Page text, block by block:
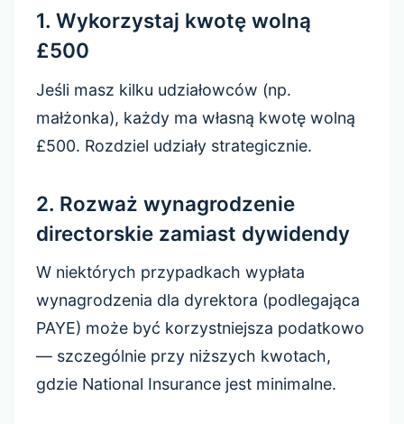
1. Wykorzystaj kwotę wolną
£500
Jeśli masz kilku udziałowców (np.
małżonka), każdy ma własną kwotę wolną
£500. Rozdziel udziały strategicznie.
2. Rozważ wynagrodzenie
directorskie zamiast dywidendy
W niektórych przypadkach wypłata
wynagrodzenia dla dyrektora (podlegająca
PAYE) może być korzystniejsza podatkowo
— szczególnie przy niższych kwotach,
gdzie National Insurance jest minimalne.